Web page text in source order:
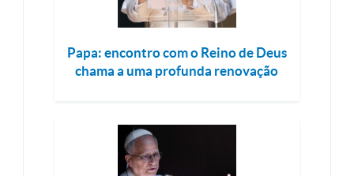
Papa: encontro com o Reino de Deus
chama a uma profunda renovação